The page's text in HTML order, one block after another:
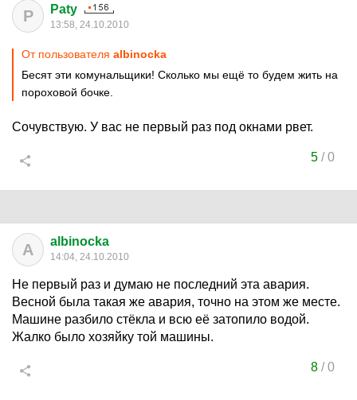
P Paty
13:58, 24.10.2010
От пользователя albinocka
Бесят эти комунальщики! Сколько мы ещё то будем жить на
пороховой бочке.
Сочувствую. У вас не первый раз под окнами рвет.
5/0
A albinocka
14:04, 24.10.2010
Не первый раз и думаю не последний эта авария.
Весной была такая же авария, точно на этом же месте.
Машине разбило стёкла и всю её затопило водой.
Жалко было хозяйку той машины.
8/0